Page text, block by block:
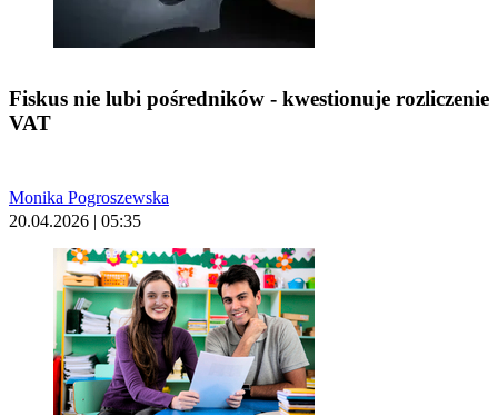
Fiskus nie lubi pośredników - kwestionuje rozliczenie
VAT
Monika Pogroszewska
20.04.2026 | 05:35